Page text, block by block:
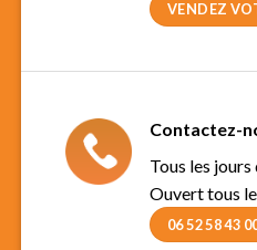
VENDEZ
Contactez-
Tous les
Ouvert tous
06 52 58 43